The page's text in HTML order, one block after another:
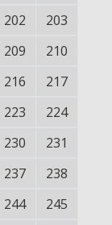
202
203
209
210
216
217
223
224
230
231
237
238
244
245